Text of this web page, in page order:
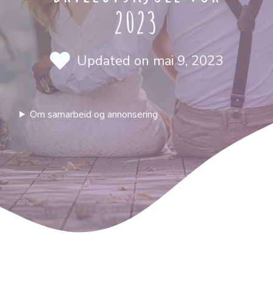
2023
Updated on mai 9, 2023
Om samarbeid og annonsering